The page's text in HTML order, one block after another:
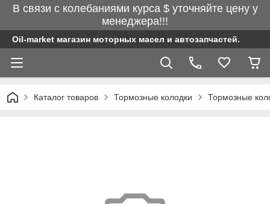
В связи с колебаниями курса $ уточняйте цену у
менеджера!!!
Oil-market магазин моторных масел и автозапчастей.
Каталог товаров Тормозные колодки Тормозные